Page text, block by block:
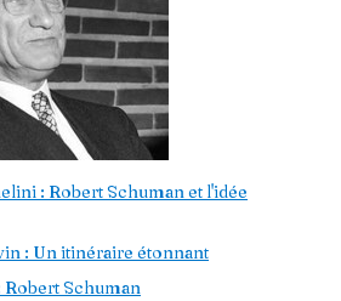
: Robert Schuman et l'idée
: Un itinéraire étonnant
Robert Schuman